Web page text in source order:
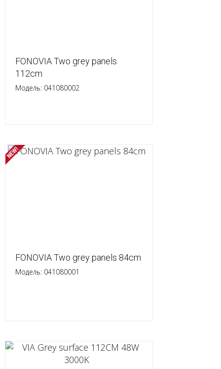
FONOVIA Two grey panels
112cm
Модель: 041080002
FONOVIA Two grey panels 84cm
Модель: 041080001